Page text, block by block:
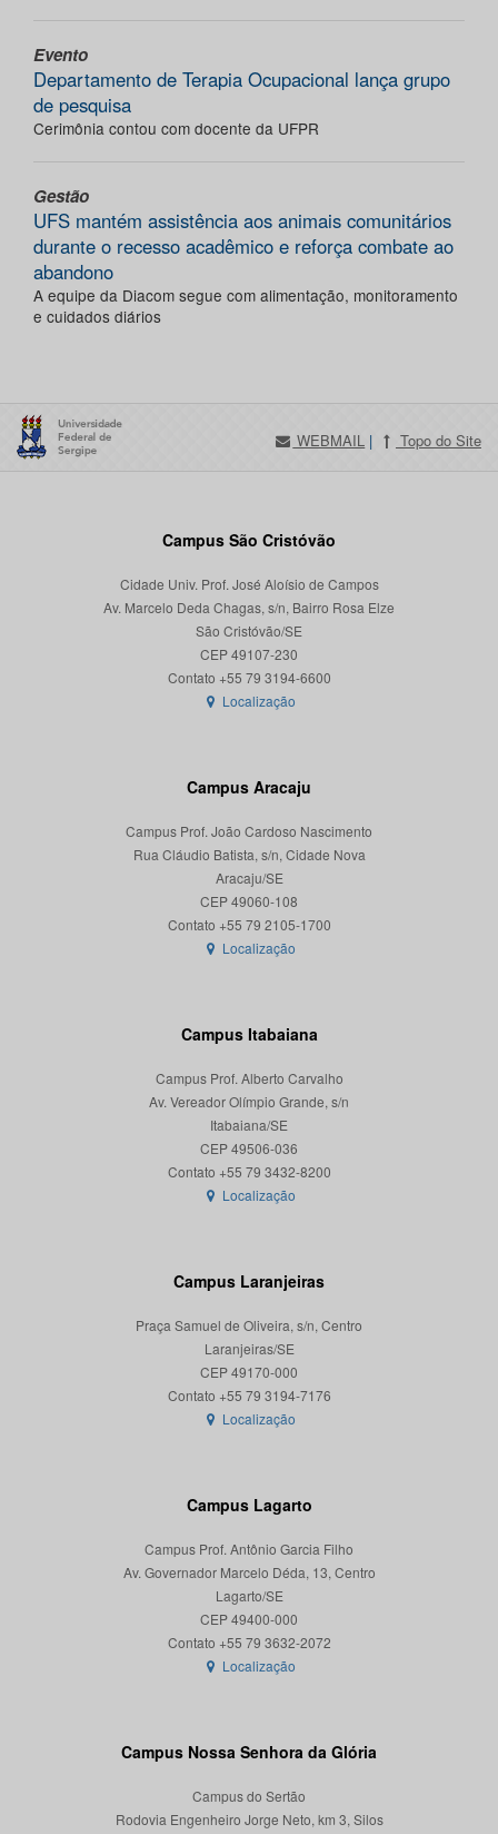
Evento
Departamento de Terapia Ocupacional lança grupo
de pesquisa
Cerimônia contou com docente da UFPR
Gestão
UFS mantém assistência aos animais comunitários
durante o recesso acadêmico e reforça combate ao
abandono
A equipe da Diacom segue com alimentação, monitoramento
e cuidados diários
WEBMAIL | Topo do Site
Campus São Cristóvão
Cidade Univ. Prof. José Aloísio de Campos
Av. Marcelo Deda Chagas, s/n, Bairro Rosa Elze
São Cristóvão/SE
CEP 49107-230
Localização
Campus Aracaju
Campus Prof. João Cardoso Nascimento
Rua Cláudio Batista, s/n, Cidade Nova
Aracaju/SE
CEP 49060-108
Localização
Campus Itabaiana
Campus Prof. Alberto Carvalho
Av. Vereador Olímpio Grande, s/n
Itabaiana/SE
CEP 49506-036
Localização
Campus Laranjeiras
Praça Samuel de Oliveira, s/n, Centro
Laranjeiras/SE
CEP 49170-000
Localização
Campus Lagarto
Campus Prof. Antônio Garcia Filho
Av. Governador Marcelo Déda, 13, Centro
Lagarto/SE
CEP 49400-000
Localização
Campus Nossa Senhora da Glória
Campus do Sertão
Rodovia Engenheiro Jorge Neto, km 3, Silos